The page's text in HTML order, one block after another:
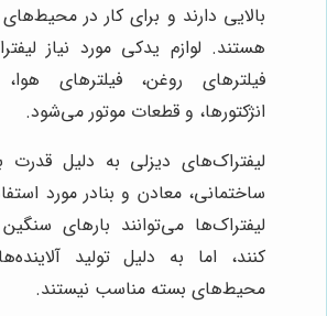
بالایی دارند و برای کار در
هستند. لوازم یدکی مورد نیاز
فیلترهای روغن، فیلترهای
انژکتورها، و قطعات موتور می‌شود.
لیفتراک‌های دیزلی به دلیل قدرت
ساختمانی، معادن و بنادر مورد
لیفتراک‌ها می‌توانند بارهای
کنند، اما به دلیل تولید
محیط‌های بسته مناسب نیستند.